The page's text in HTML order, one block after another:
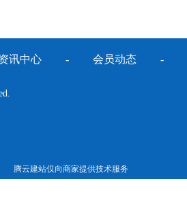
讯中心 - 会员动态 -
腾云建站仅向商家提供技术服务